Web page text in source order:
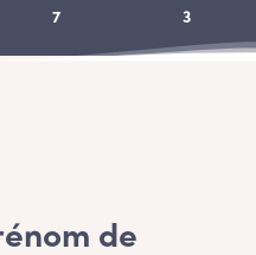
7 3
de